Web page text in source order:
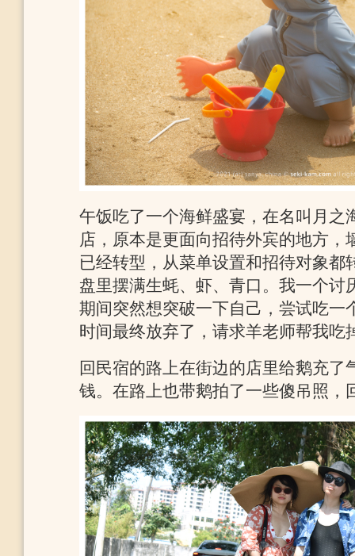
午饭吃了一个海鲜盛宴，在名叫月之
店，原本是更面向招待外宾的地方，
已经转型，从菜单设置和招待对象都
盘里摆满生蚝、虾、青口。我一个讨
期间突然想突破一下自己，尝试吃一
时间最终放弃了，请求羊老师帮我吃
回民宿的路上在街边的店里给鹅充了
钱。在路上也带鹅拍了一些傻吊照，